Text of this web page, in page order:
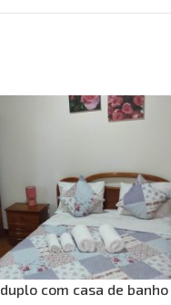
com casa de banho